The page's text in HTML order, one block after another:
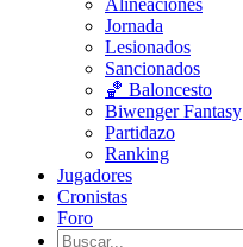
Alineaciones
Jornada
Lesionados
Sancionados
🏀 Baloncesto
Biwenger Fantasy
Partidazo
Ranking
Jugadores
Cronistas
Foro